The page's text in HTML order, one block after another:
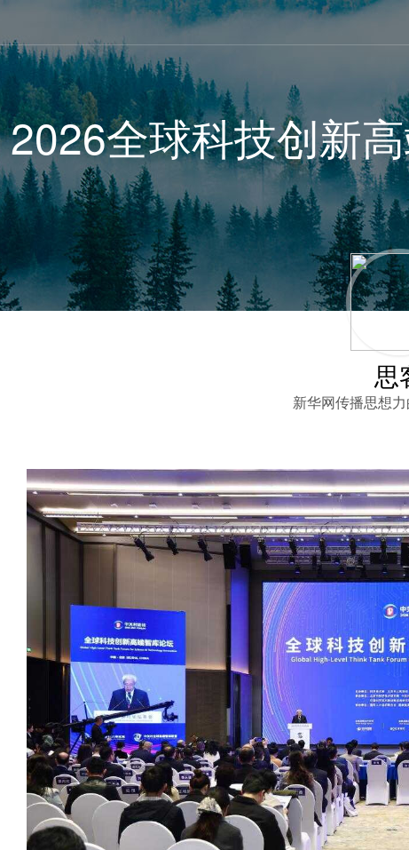
2026全球科技创新
思
新华网传播思想